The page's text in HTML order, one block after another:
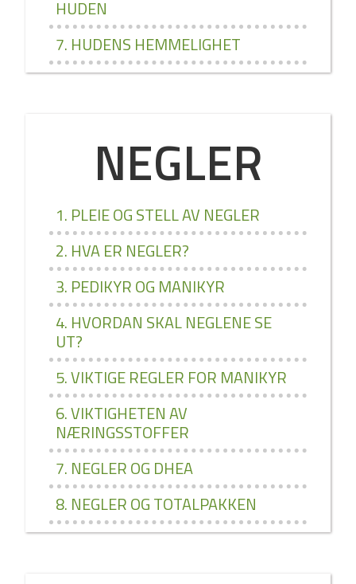
HUDEN
7. HUDENS HEMMELIGHET
NEGLER
1. PLEIE OG STELL AV NEGLER
2. HVA ER NEGLER?
3. PEDIKYR OG MANIKYR
4. HVORDAN SKAL NEGLENE SE
UT?
5. VIKTIGE REGLER FOR MANIKYR
6. VIKTIGHETEN AV
NÆRINGSSTOFFER
7. NEGLER OG DHEA
8. NEGLER OG TOTALPAKKEN